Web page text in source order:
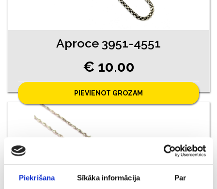
Piekrišana Sīkāka informācija Par
Aproce 3951-4551
€ 10.00
PIEVIENOT GROZAM